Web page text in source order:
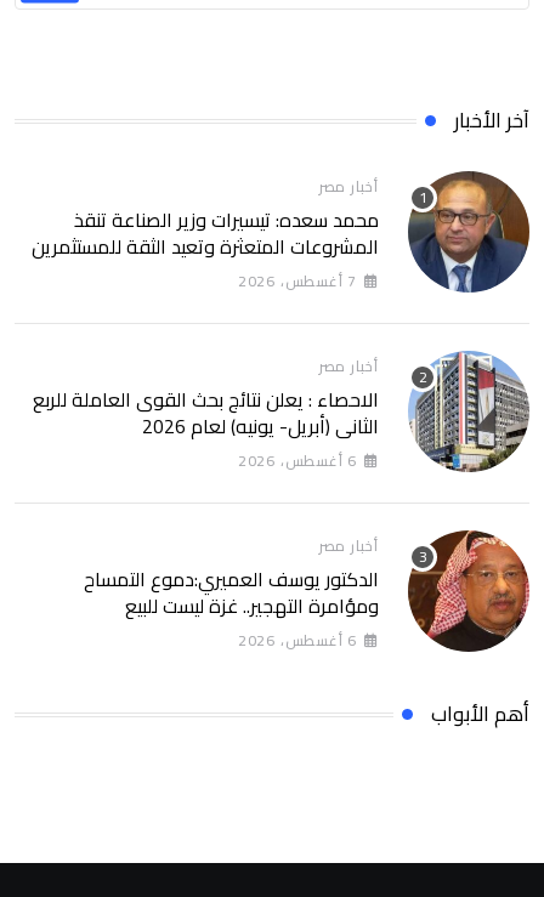
آخر الأخبار
أخبار مصر
محمد سعده: تيسيرات وزير الصناعة تنقذ
المشروعات المتعثرة وتعيد الثقة للمستثمرين
7 أغسطس، 2026
أخبار مصر
الاحصاء : يعلن نتائج بحث القوى العاملة للربع
الثانى (أبريل- يونيه) لعام 2026
6 أغسطس، 2026
أخبار مصر
الدكتور يوسف العميري:دموع التمساح
ومؤامرة التهجير.. غزة ليست للبيع
6 أغسطس، 2026
أهم الأبواب